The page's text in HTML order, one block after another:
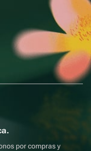
por compras y